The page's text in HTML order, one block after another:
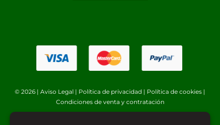
© 2026 | Aviso Legal | Política de privacidad | Política de cookies |
Condiciones de venta y contratación